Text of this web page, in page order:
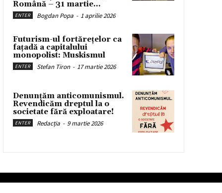
Română – 31 martie...
ENTER Bogdan Popa - 1 aprilie 2026
Futurism-ul fortărețelor ca
fațadă a capitalului
monopolist: Muskismul
ENTER Stefan Tiron - 17 martie 2026
Denunțăm anticomunismul.
Revendicăm dreptul la o
societate fără exploatare!
ENTER Redacția - 9 martie 2026